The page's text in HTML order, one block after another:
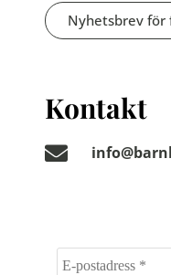
Nyhetsbrev för
Kontakt